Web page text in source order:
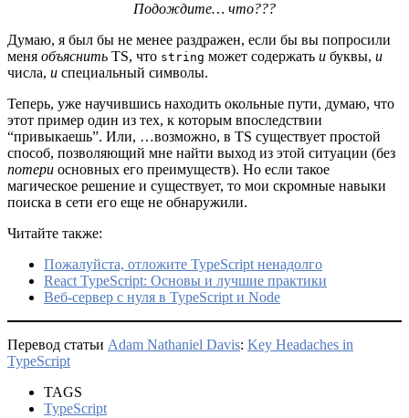
Подождите… что???
Думаю, я был бы не менее раздражен, если бы вы попросили
меня объяснить TS, что string может содержать и буквы, и
числа, и специальный символы.
Теперь, уже научившись находить окольные пути, думаю, что
этот пример один из тех, к которым впоследствии
“привыкаешь”. Или, …возможно, в TS существует простой
способ, позволяющий мне найти выход из этой ситуации (без
потери основных его преимуществ). Но если такое
магическое решение и существует, то мои скромные навыки
поиска в сети его еще не обнаружили.
Читайте также:
Пожалуйста, отложите TypeScript ненадолго
React TypeScript: Основы и лучшие практики
Веб-сервер с нуля в TypeScript и Node
Перевод статьи Adam Nathaniel Davis: Key Headaches in
TypeScript
TAGS
TypeScript